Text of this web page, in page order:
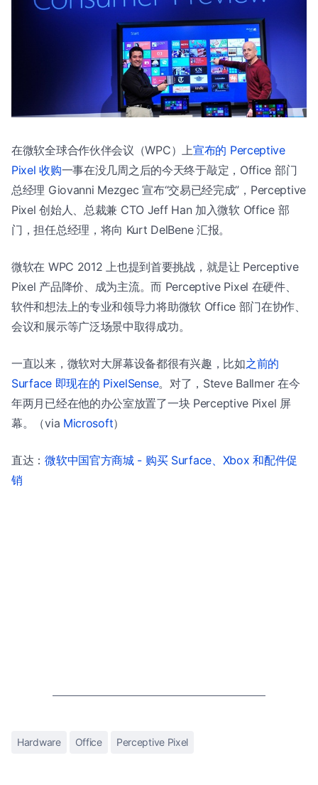
在微软全球合作伙伴会议（WPC）上宣布的 Perceptive
Pixel 收购一事在没几周之后的今天终于敲定，Office 部门
总经理 Giovanni Mezgec 宣布“交易已经完成”，Perceptive
Pixel 创始人、总裁兼 CTO Jeff Han 加入微软 Office 部
门，担任总经理，将向 Kurt DelBene 汇报。
微软在 WPC 2012 上也提到首要挑战，就是让 Perceptive
Pixel 产品降价、成为主流。而 Perceptive Pixel 在硬件、
软件和想法上的专业和领导力将助微软 Office 部门在协作、
会议和展示等广泛场景中取得成功。
一直以来，微软对大屏幕设备都很有兴趣，比如之前的
Surface 即现在的 PixelSense。对了，Steve Ballmer 在今
年两月已经在他的办公室放置了一块 Perceptive Pixel 屏
幕。（via Microsoft）
直达：微软中国官方商城 - 购买 Surface、Xbox 和配件促
销
Hardware Office Perceptive Pixel